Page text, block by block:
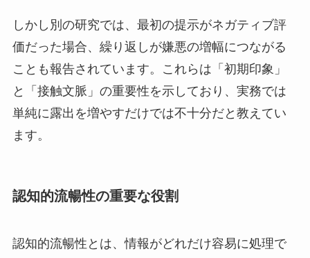
しかし別の研究では、最初の提示がネガティブ評
価だった場合、繰り返しが嫌悪の増幅につながる
ことも報告されています。これらは「初期印象」
と「接触文脈」の重要性を示しており、実務では
単純に露出を増やすだけでは不十分だと教えてい
ます。
認知的流暢性の重要な役割
認知的流暢性とは、情報がどれだけ容易に処理で